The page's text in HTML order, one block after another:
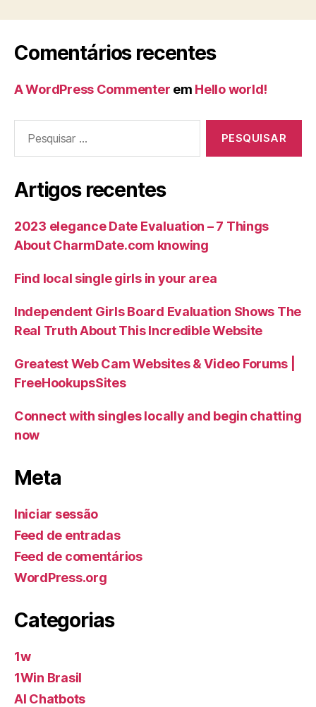
Comentários recentes
A WordPress Commenter em Hello world!
Artigos recentes
2023 elegance Date Evaluation – 7 Things
About CharmDate.com knowing
Find local single girls in your area
Independent Girls Board Evaluation Shows The
Real Truth About This Incredible Website
Greatest Web Cam Websites & Video Forums |
FreeHookupsSites
Connect with singles locally and begin chatting
now
Meta
Iniciar sessão
Feed de entradas
Feed de comentários
WordPress.org
Categorias
1w
1Win Brasil
AI Chatbots